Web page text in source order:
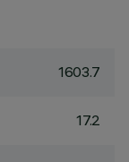
1603.7
17.2